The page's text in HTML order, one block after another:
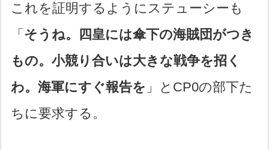
これを証明するようにステューシーも
「 そうね。四皇には傘下の海賊団がつき
もの。小競り合いは大きな戦争を招く
わ。海軍にすぐ報告を 」とCP0の部下た
ちに要求する。